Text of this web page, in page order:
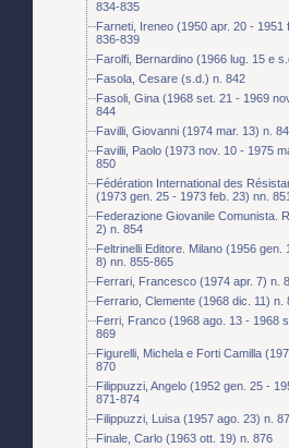
834-835
Farneti, Ireneo (1950 apr. 20 - 1951
836-839
Farolfi, Bernardino (1966 lug. 15 e
Fasola, Cesare (s.d.) n. 842
Fasoli, Gina (1968 set. 21 - 1969
844
Favilli, Giovanni (1974 mar. 13) n.
Favilli, Paolo (1973 nov. 10 - 1975
850
Fédération International des
(1973 gen. 25 - 1973 feb. 23) nn.
Federazione Giovanile Comunista.
2) n. 854
Feltrinelli Editore. Milano (1956 gen.
8) nn. 855-865
Ferrari, Francesco (1974 apr. 7) n.
Ferrario, Clemente (1968 dic. 11) n.
Ferri, Franco (1968 ago. 13 - 1968
869
Figurelli, Michela e Forti Camilla
870
Filippuzzi, Angelo (1952 gen. 25 -
871-874
Filippuzzi, Luisa (1957 ago. 23) n.
Finale, Carlo (1963 ott. 19) n. 876